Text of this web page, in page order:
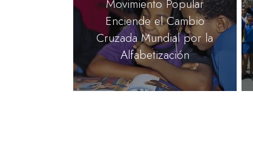
Enciende el Cambio
Cruzada Mundial por la
Alfabetización